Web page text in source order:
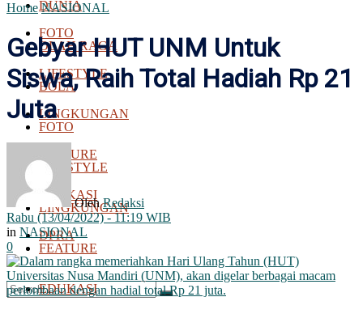
FOTO
LIFESTYLE
LINGKUNGAN
FEATURE
EDUKASI
DPRA
DUNIA
OLAH RAGA
BOLA
FOTO
LIFESTYLE
LINGKUNGAN
FEATURE
EDUKASI
Home NASIONAL
Gebyar HUT UNM Untuk
Siswa, Raih Total Hadiah Rp 21
Juta
Oleh Redaksi
Rabu (13/04/2022) - 11:19 WIB
in NASIONAL
0